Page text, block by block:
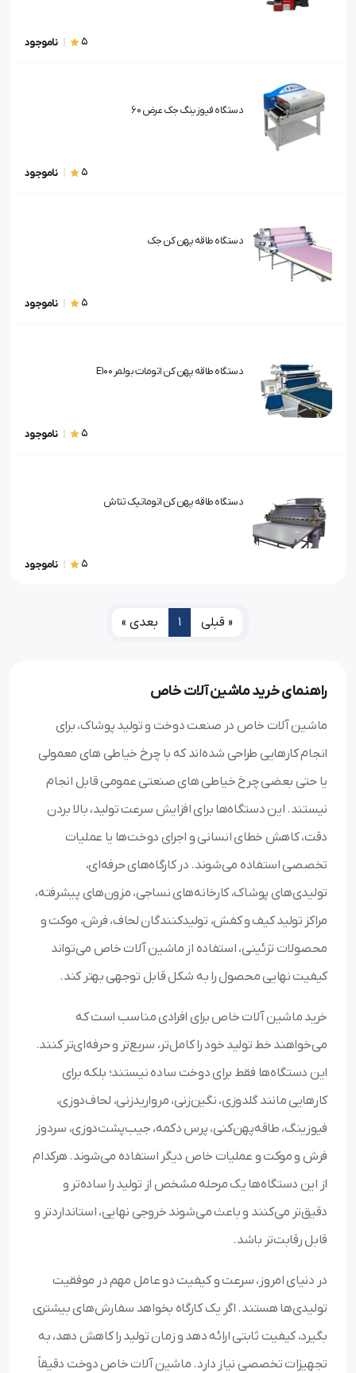
5 ناموجود
دستگاه فیوزینگ جک عرض 60
5 ناموجود
دستگاه طاقه پهن کن جک
5 ناموجود
دستگاه طاقه پهن کن اتومات بولمر E100
5 ناموجود
دستگاه طاقه پهن کن اتوماتیک تتاش
5 ناموجود
« قبلی 1 بعدی »
راهنمای خرید ماشین آلات خاص
ماشین آلات خاص در صنعت دوخت و تولید پوشاک، برای
انجام کارهایی طراحی شده‌اند که با چرخ خیاطی‌ های معمولی
یا حتی بعضی چرخ‌ خیاطی های صنعتی عمومی قابل انجام
نیستند. این دستگاه‌ها برای افزایش سرعت تولید، بالا بردن
دقت، کاهش خطای انسانی و اجرای دوخت‌ها یا عملیات
تخصصی استفاده می‌شوند. در کارگاه‌های حرفه‌ای،
تولیدی‌های پوشاک، کارخانه‌های نساجی، مزون‌های پیشرفته،
مراکز تولید کیف و کفش، تولیدکنندگان لحاف، فرش، موکت و
محصولات تزئینی، استفاده از ماشین آلات خاص می‌تواند
کیفیت نهایی محصول را به شکل قابل توجهی بهتر کند.
خرید ماشین آلات خاص برای افرادی مناسب است که
می‌خواهند خط تولید خود را کامل‌تر، سریع‌تر و حرفه‌ای‌تر کنند.
این دستگاه‌ها فقط برای دوخت ساده نیستند؛ بلکه برای
کارهایی مانند گلدوزی، نگین‌زنی، مرواریدزنی، لحاف‌دوزی،
فیوزینگ، طاقه‌پهن‌کنی، پرس دکمه، جیب‌پشت‌دوزی، سردوز
فرش و موکت و عملیات خاص دیگر استفاده می‌شوند. هرکدام
از این دستگاه‌ها یک مرحله مشخص از تولید را ساده‌تر و
دقیق‌تر می‌کنند و باعث می‌شوند خروجی نهایی، استانداردتر و
قابل رقابت‌تر باشد.
در دنیای امروز، سرعت و کیفیت دو عامل مهم در موفقیت
تولیدی‌ها هستند. اگر یک کارگاه بخواهد سفارش‌های بیشتری
بگیرد، کیفیت ثابتی ارائه دهد و زمان تولید را کاهش دهد، به
تجهیزات تخصصی نیاز دارد. ماشین آلات خاص دوخت دقیقاً